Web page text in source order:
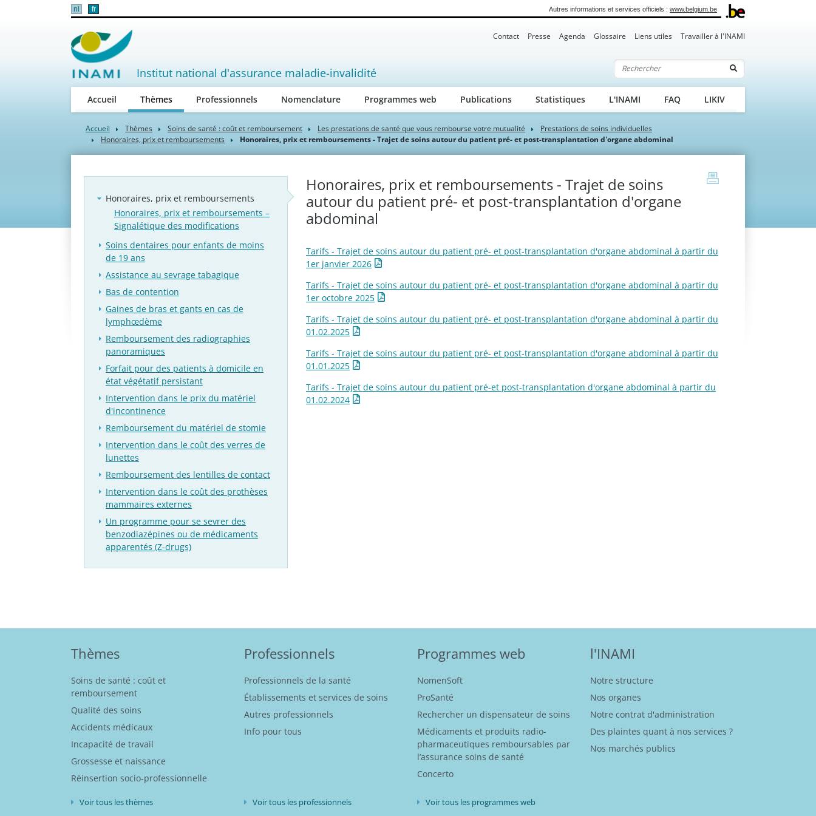
nl fr Autres informations et services officiels : www.belgium.be
Contact Presse Agenda Glossaire Liens utiles Travailler à l'INAMI
Institut national d'assurance maladie-invalidité Rechercher
Accueil Thèmes(active)Professionnels Nomenclature Programmes web Publications Statistiques L'INAMI FAQ LIKIV
Accueil Thèmes Soins de santé : coût et remboursement Les prestations de santé que vous rembourse votre mutualité
Prestations de soins individuelles
Honoraires, prix et remboursements
Honoraires, prix et remboursements - Trajet de soins autour du patient pré- et post-transplantation d'organe abdominal
print
Honoraires, prix et remboursements
Honoraires, prix et remboursements –
Signalétique des modifications
Soins dentaires pour enfants de moins
de 19 ans
Assistance au sevrage tabagique
Bas de contention
Gaines de bras et gants en cas de
lymphœdème
Remboursement des radiographies
panoramiques
Forfait pour des patients à domicile en
état végétatif persistant
Intervention dans le prix du matériel
d'incontinence
Remboursement du matériel de stomie
Intervention dans le coût des verres de
lunettes
Remboursement des lentilles de contact
Intervention dans le coût des prothèses
mammaires externes
Un programme pour se sevrer des
benzodiazépines ou de médicaments
apparentés (Z-drugs)
Honoraires, prix et remboursements - Trajet de soins
autour du patient pré- et post-transplantation d'organe
abdominal
Tarifs - Trajet de soins autour du patient pré- et post-transplantation d'organe abdominal à partir du
1er janvier 2026
Tarifs - Trajet de soins autour du patient pré- et post-transplantation d'organe abdominal à partir du
1er octobre 2025
Tarifs - Trajet de soins autour du patient pré- et post-transplantation d'organe abdominal à partir du
01.02.2025
Tarifs - Trajet de soins autour du patient pré- et post-transplantation d'organe abdominal à partir du
01.01.2025
Tarifs - Trajet de soins autour du patient pré-et post-transplantation d'organe abdominal à partir du
01.02.2024
Thèmes
Soins de santé : coût et
remboursement
Qualité des soins
Accidents médicaux
Incapacité de travail
Grossesse et naissance
Réinsertion socio-professionnelle
Voir tous les thèmes
Professionnels
Professionnels de la santé
Établissements et services de soins
Autres professionnels
Info pour tous
Voir tous les professionnels
Programmes web
NomenSoft
ProSanté
Rechercher un dispensateur de soins
Médicaments et produits radio-
pharmaceutiques remboursables par
l’assurance soins de santé
Concerto
Voir tous les programmes web
l'INAMI
Notre structure
Nos organes
Notre contrat d'administration
Des plaintes quant à nos services ?
Nos marchés publics